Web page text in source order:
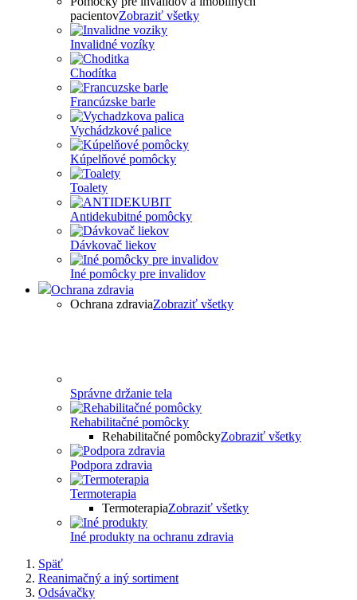
pacientovZobraziť všetky
Invalidné vozíky
Chodítka
Francúzske barle
Vychádzkové palice
Kúpelňové pomôcky
Toalety
Antidekubitné pomôcky
Dávkovač liekov
Iné pomôcky pre invalidov
Ochrana zdravia
Ochrana zdraviaZobraziť všetky
Správne držanie tela
Rehabilitačné pomôcky
Rehabilitačné pomôckyZobraziť všetky
Podpora zdravia
Termoterapia
TermoterapiaZobraziť všetky
Iné produkty na ochranu zdravia
Späť
Reanimačný a iný sortiment
Odsávačky